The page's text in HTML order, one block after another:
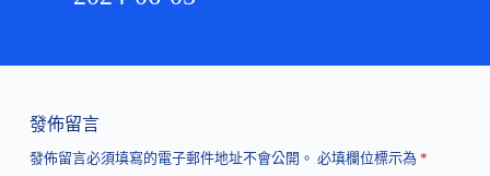
發佈留言
發佈留言必須填寫的電子郵件地址不會公開。 必填欄位標示為 *